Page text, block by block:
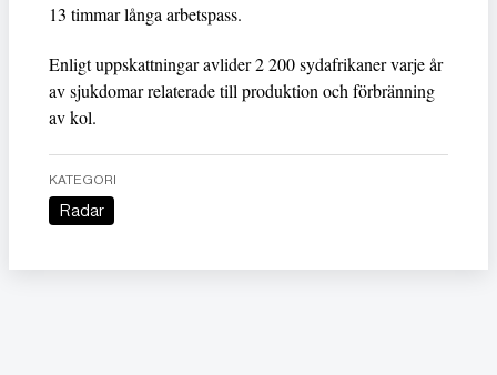
13 timmar långa arbetspass.
Enligt uppskattningar avlider 2 200 sydafrikaner varje år
av sjukdomar relaterade till produktion och förbränning
av kol.
KATEGORI
Radar